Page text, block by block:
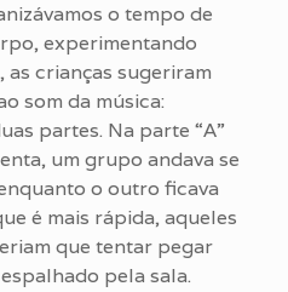
o tempo de
experimentando
crianças sugeriram
som da música:
partes. Na parte “A”
um grupo andava se
o outro ficava
é mais rápida, aqueles
que tentar pegar
pela sala.